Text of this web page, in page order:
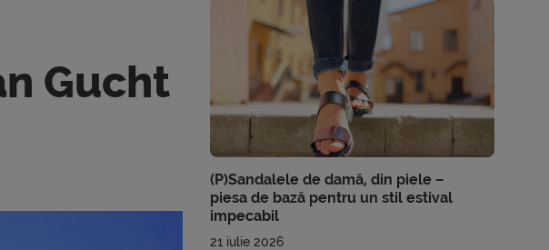
Gucht
(P)Sandalele de damă, din piele –
piesa de bază pentru un stil estival
impecabil
21 iulie 2026